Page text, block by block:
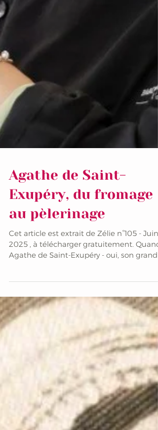
Agathe de Saint-
Exupéry, du fromage
au pèlerinage
2025 , à télécharger gratuitement. Quand
père...